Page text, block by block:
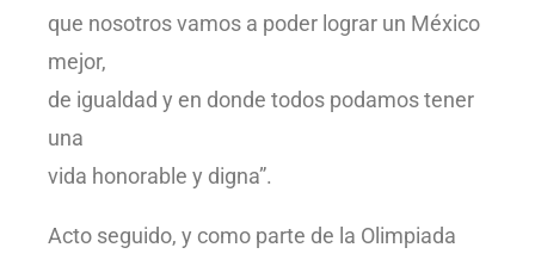
que nosotros vamos a poder lograr un México
mejor,
de igualdad y en donde todos podamos tener
una
vida honorable y digna”.
Acto seguido, y como parte de la Olimpiada